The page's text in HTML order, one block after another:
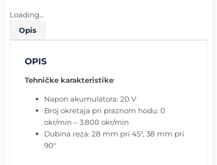
Loading...
Opis
OPIS
Tehničke karakteristike:
Napon akumulatora: 20 V
Broj okretaja pri praznom hodu: 0
okr/min – 3.800 okr/min
Dubina reza: 28 mm pri 45°, 38 mm pri
90°